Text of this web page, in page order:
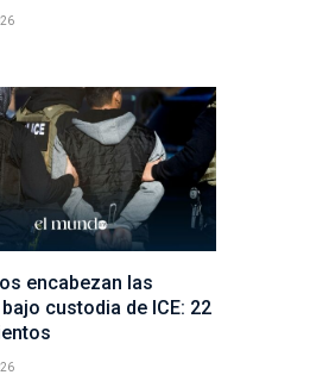
encabezan las
custodia de ICE: 22